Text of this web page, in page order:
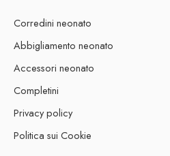
Corredini neonato
Abbigliamento neonato
Accessori neonato
Completini
Privacy policy
Politica sui Cookie